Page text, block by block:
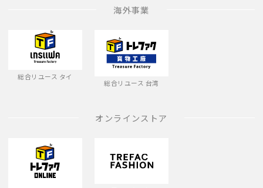
海外事業
総合リユース タイ
総合リユース 台湾
オンラインストア